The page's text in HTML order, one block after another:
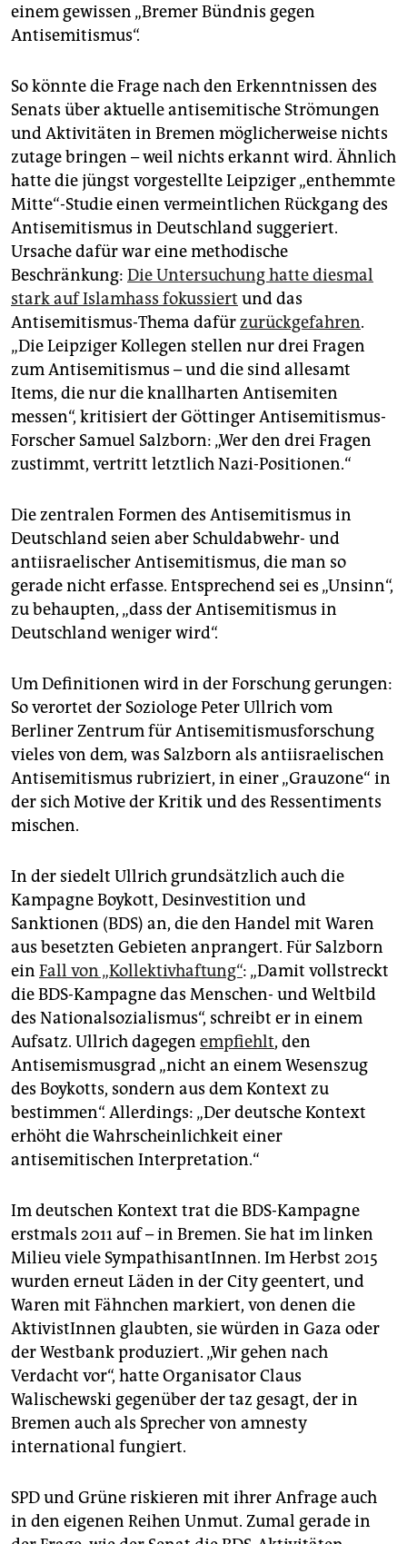
einem gewissen „Bremer Bündnis gegen
Antisemitismus“.
So könnte die Frage nach den Erkenntnissen des
Senats über aktuelle antisemitische Strömungen
und Aktivitäten in Bremen möglicherweise nichts
zutage bringen – weil nichts erkannt wird. Ähnlich
hatte die jüngst vorgestellte Leipziger „enthemmte
Mitte“-Studie einen vermeintlichen Rückgang des
Antisemitismus in Deutschland suggeriert.
Ursache dafür war eine methodische
Beschränkung: Die Untersuchung hatte diesmal
stark auf Islamhass fokussiert und das
Antisemitismus-Thema dafürzurückgefahren.
„Die Leipziger Kollegen stellen nur drei Fragen
zum Antisemitismus – und die sind allesamt
Items, die nur die knallharten Antisemiten
messen“, kritisiert der Göttinger Antisemitismus-
Forscher Samuel Salzborn: „Wer den drei Fragen
zustimmt, vertritt letztlich Nazi-Positionen.“
Die zentralen Formen des Antisemitismus in
Deutschland seien aber Schuldabwehr- und
antiisraelischer Antisemitismus, die man so
gerade nicht erfasse. Entsprechend sei es „Unsinn“,
zu behaupten, „dass der Antisemitismus in
Deutschland weniger wird“.
Um Definitionen wird in der Forschung gerungen:
So verortet der Soziologe Peter Ullrich vom
Berliner Zentrum für Antisemitismusforschung
vieles von dem, was Salzborn als antiisraelischen
Antisemitismus rubriziert, in einer „Grauzone“ in
der sich Motive der Kritik und des Ressentiments
mischen.
In der siedelt Ullrich grundsätzlich auch die
Kampagne Boykott, Desinvestition und
Sanktionen (BDS) an, die den Handel mit Waren
aus besetzten Gebieten anprangert. Für Salzborn
ein Fall von „Kollektivhaftung“: „Damit vollstreckt
die BDS-Kampagne das Menschen- und Weltbild
des Nationalsozialismus“, schreibt er in einem
Aufsatz. Ullrich dagegen empfiehlt, den
Antisemismusgrad „nicht an einem Wesenszug
des Boykotts, sondern aus dem Kontext zu
bestimmen“. Allerdings: „Der deutsche Kontext
erhöht die Wahrscheinlichkeit einer
antisemitischen Interpretation.“
Im deutschen Kontext trat die BDS-Kampagne
erstmals 2011 auf – in Bremen. Sie hat im linken
Milieu viele SympathisantInnen. Im Herbst 2015
wurden erneut Läden in der City geentert, und
Waren mit Fähnchen markiert, von denen die
AktivistInnen glaubten, sie würden in Gaza oder
der Westbank produziert. „Wir gehen nach
Verdacht vor“, hatte Organisator Claus
Walischewski gegenüber der taz gesagt, der in
Bremen auch als Sprecher von amnesty
international fungiert.
SPD und Grüne riskieren mit ihrer Anfrage auch
in den eigenen Reihen Unmut. Zumal gerade in